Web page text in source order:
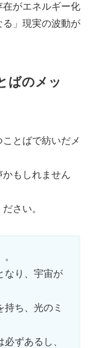
がエネルギー化
る」現実の波動が
ばのメッ
とばで紡いだメ
もしれません
さい。
なり、宇宙が
ち、光のミ
ずあるし、